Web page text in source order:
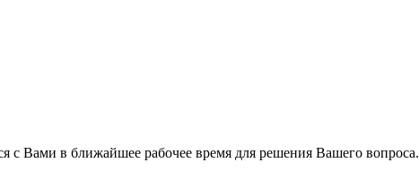
с Вами в ближайшее рабочее время для решения Вашего вопроса.